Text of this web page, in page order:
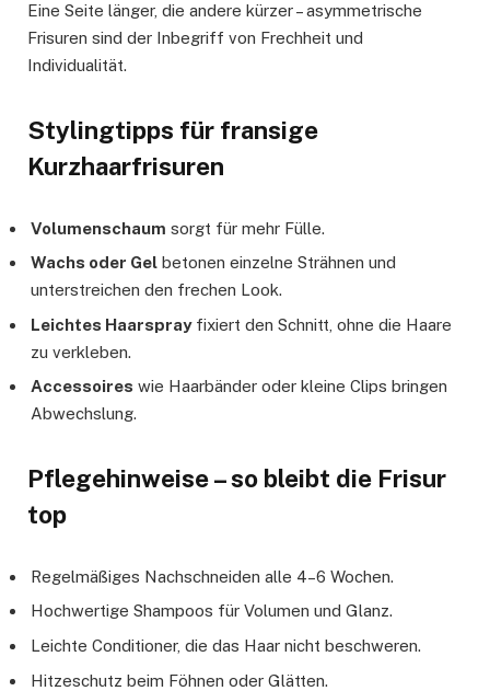
Eine Seite länger, die andere kürzer – asymmetrische
Frisuren sind der Inbegriff von Frechheit und
Individualität.
Stylingtipps für fransige
Kurzhaarfrisuren
Volumenschaum sorgt für mehr Fülle.
Wachs oder Gel betonen einzelne Strähnen und
unterstreichen den frechen Look.
Leichtes Haarsprayfixiert den Schnitt, ohne die Haare
zu verkleben.
Accessoires wie Haarbänder oder kleine Clips bringen
Abwechslung.
Pflegehinweise – so bleibt die Frisur
top
Regelmäßiges Nachschneiden alle 4–6 Wochen.
Hochwertige Shampoos für Volumen und Glanz.
Leichte Conditioner, die das Haar nicht beschweren.
Hitzeschutz beim Föhnen oder Glätten.